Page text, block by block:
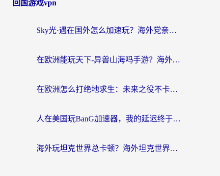
回国游戏vpn
Sky光·遇在国外怎么加速玩？海外党亲测有效的国服游戏加速指南
在欧洲能玩天下-异兽山海吗手游？海外玩家的加速器生存指南
在欧洲怎么打绝地求生：未来之役不卡？留学生亲测的加速器避坑指南
人在美国玩BanG加速器，我的延迟终于绿了
海外玩坦克世界总卡顿？海外坦克世界加速器有哪些？实测好用的选择在这里